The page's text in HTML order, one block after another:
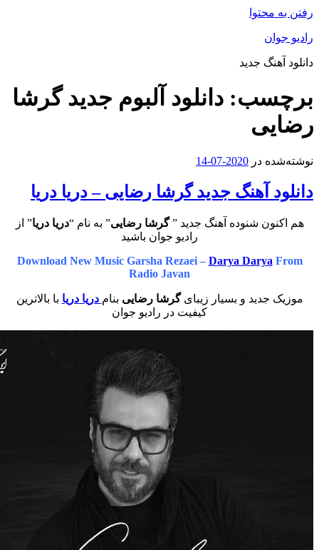
جدید
دانلود آلبوم جدید گرشا
در 2020-07-14
آهنگ جدید گرشا رضایی – دریا دریا
شنوده آهنگ جدید ”گرشا رضایی” به نام “دریا دریا ” از
رادیو جوان باشید
Download New Music Garsha Rezaei –Darya Darya
Radio Javan
جدید و بسیار زیبایگرشا رضاییبنامدریا دریابا بالاترین
کیفیت در رادیو جوان